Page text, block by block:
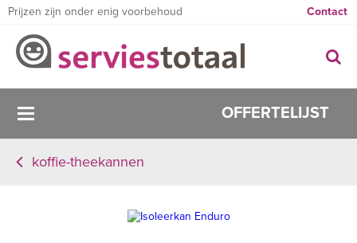
Prijzen zijn onder enig voorbehoud Contact
OFFERTELIJST
koffie-theekannen